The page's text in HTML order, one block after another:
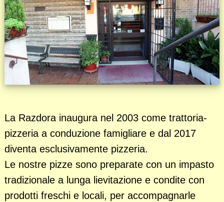
La Razdora inaugura nel 2003 come trattoria-
pizzeria a conduzione famigliare e dal 2017
diventa esclusivamente pizzeria.
Le nostre pizze sono preparate con un impasto
tradizionale a lunga lievitazione e condite con
prodotti freschi e locali, per accompagnarle